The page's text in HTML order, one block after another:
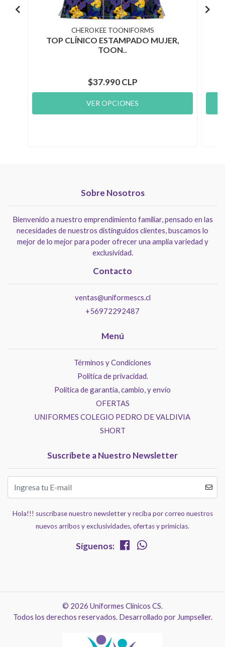
CHEROKEE TOONIFORMS
TOP CLÍNICO ESTAMPADO MUJER,
TOON..
$37.990 CLP
VER OPCIONES
Sobre Nosotros
Bienvenido a nuestro emprendimiento familiar, pensado en las
necesidades de nuestros distinguidos clientes, buscamos lo
mejor de lo mejor para poder ofrecer una amplia variedad y
exclusividad.
Contacto
ventas@uniformescs.cl
+56972292487
Menú
Términos y Condiciones
Politica de privacidad.
Política de garantía, cambio, y envío
OFERTAS
UNIFORMES COLEGIO PEDRO DE VALDIVIA
SHORT
Suscríbete a Nuestro Newsletter
Hola!!! suscríbase nuestro newsletter y reciba por correo nuestros
nuevos arribos y exclusividades, ofertas y primicias.
Síguenos:
© 2026 Uniformes Clínicos CS.
Todos los derechos reservados. Desarrollado por Jumpseller.